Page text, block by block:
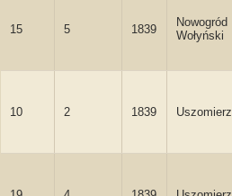
15 5 1839
Nowogród
Wołyński
10 2 1839 Uszomierz